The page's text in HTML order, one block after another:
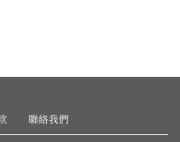
聯絡我們